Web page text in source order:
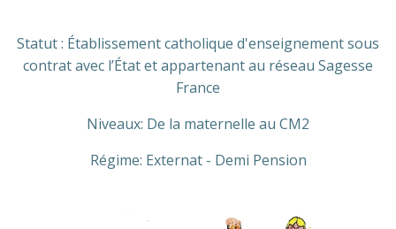
Statut : Établissement catholique d'enseignement sous
contrat avec l’État et appartenant au réseau Sagesse
France
Niveaux: De la maternelle au CM2
Régime: Externat - Demi Pension